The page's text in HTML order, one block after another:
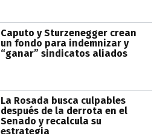
Caputo y Sturzenegger crean
un fondo para indemnizar y
“ganar” sindicatos aliados
La Rosada busca culpables
después de la derrota en el
Senado y recalcula su
estrategia